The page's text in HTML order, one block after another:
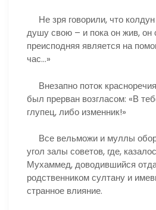
Не зря говорили, что
душу свою – и пока он жив, он
преисподняя является на
час…»
Внезапно поток
был прерван возгласом: «В
глупец, либо изменник!»
Все вельможи и муллы
угол залы советов, где,
Мухаммед, доводившийся
родственником султану и
странное влияние.